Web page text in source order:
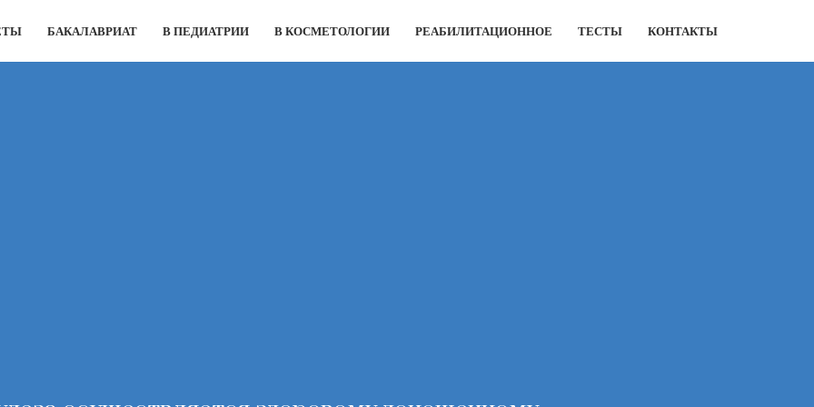
БАКАЛАВРИАТ В ПЕДИАТРИИ В КОСМЕТОЛОГИИ РЕАБИЛИТАЦИОННОЕ ТЕСТЫ КОНТАКТЫ